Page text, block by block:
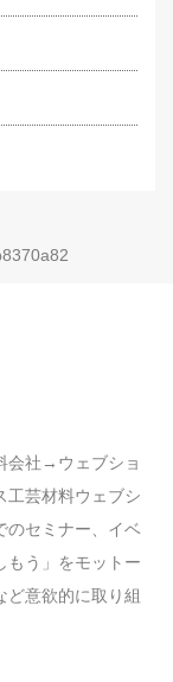
会社→ウェブショ
工芸材料ウェブシ
のセミナー、イベ
もう」をモットー
ど意欲的に取り組